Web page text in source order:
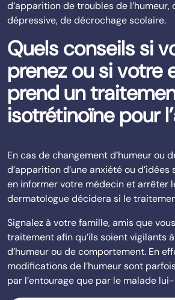
d’apparition de troubles de l’humeur,
dépressive, de décrochage scolaire.
Quels conseils si
prenez ou si votre
prend un
isotrétinoïne pour
En cas de changement d’humeur ou
d’apparition d’une anxiété ou
en informer votre médecin et arrêter
dermatologue décidera si le
Signalez à votre famille, amis que
traitement afin qu’ils soient vigilants
d’humeur ou de comportement. En
modifications de l’humeur sont
par l’entourage que par le malade